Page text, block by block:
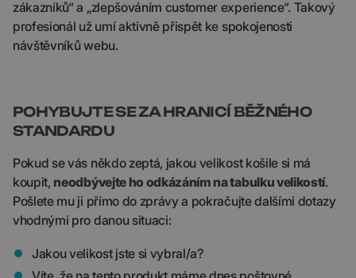
zákazníků“ a „zlepšováním customer experience“. Takový
profesionál už umí aktivně přispět ke spokojenosti
návštěvníků webu.
POHYBUJTE SE ZA HRANICÍ BĚŽNÉHO
STANDARDU
Pokud se vás někdo zeptá, jakou velikost košile si má
koupit, neodbývejte ho odkázáním na tabulku velikostí.
Pošlete mu ji přímo do zprávy a pokračujte dalšími dotazy
vhodnými pro danou situaci:
Jakou velikost jste si vybral/a?